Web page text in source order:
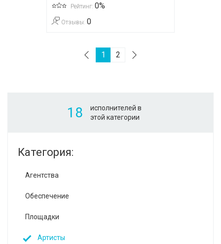
Рейтинг: 0%
Отзывы: 0
1 2
18
исполнителей в
этой категории
Категория:
Агентства
Обеспечение
Площадки
Артисты